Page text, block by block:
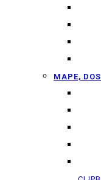
MAPE,